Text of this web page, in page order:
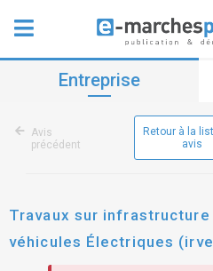
Entreprise
Avis
précédent
Retour à la
avis
Travaux sur
véhicules Électriques